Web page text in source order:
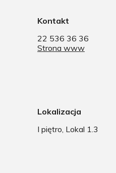
Kontakt
22 536 36 36
Strona www
Lokalizacja
I piętro, Lokal 1.3